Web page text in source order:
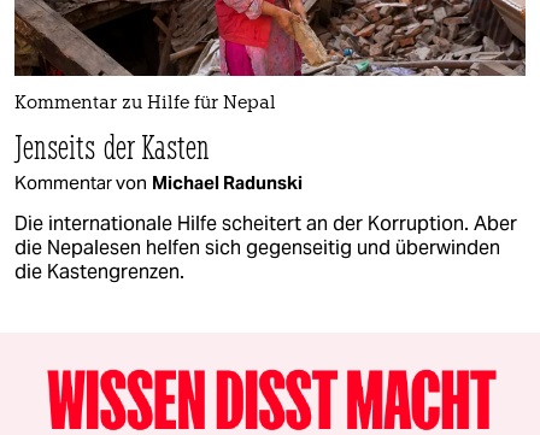
Kommentar zu Hilfe für Nepal
Jenseits der Kasten
Kommentar von Michael Radunski
Die internationale Hilfe scheitert an der Korruption. Aber
die Nepalesen helfen sich gegenseitig und überwinden
die Kastengrenzen.